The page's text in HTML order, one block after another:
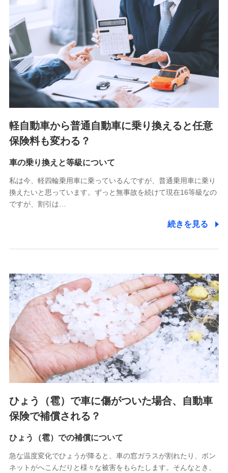
■少額短期保険
株式会社アシロ少額短期保険 (https://kailash.co.jp/)
SBIいきいき少額短期保険会社 (https://www.i-
sedai.com/)
SBIペット少額短期保険株式会社 (https://www.sbipet-
ssi.co.jp/)
SBIリスタ少額短期保険会社
(https://www.jishin.co.jp/)
スマートプラス少額短期保険株式会社
チューリッヒ少額短期保険株式会社
(https://www.zurichssi.co.jp/)
(https://www.tokiomarine-x.co.jp/)
(https://pshoken.co.jp/)
リトルファミリー少額短期保険株式会社
(https://www.littlefamily-ssi.com/)
郵便、電話、およびＥメール等により、当社と取引のあるも
た維持管理等の委託業務遂行のため、またそれらに付帯、関
連する当社および提携会社のサービスを案内、提供するため
（なお、当社は複数の保険会社と取引があり、取得した個人
情報を取引のある他の保険会社の商品・サービスをご提案す
るために利用させていただくことがあります。）
上記に係る連絡・手続き・管理等付帯業務を行うため
3.セミナー募集サイトから取得した個人情報
各種セミナーの案内、開催のため
上記に係る連絡・手続き・管理等付帯業務を行うため
4.家族・友達紹介にて取得した個人情報
被紹介者への連絡、及び当社と取引のあるもしくは委託を受
けている保険会社・提携会社の保険その他に関する情報を提
供し、金融商品等の契約を勧奨するため
アンケートやキャンペーン等の実施のため
上記に係る連絡・手続き・管理等付帯業務を行うため
軽自動車から普通自動車に乗り換えると任意
保険料も変わる？
車の乗り換えと等級について
私は今、軽四輪乗用車に乗っているんですが、普通乗用車に乗り
換えたいと思っています。ずっと無事故を続けて現在16等級なの
ですが、割引は…
続きを見る
ひょう（雹）で車に傷がついた場合、自動車
保険で補償される？
ひょう（雹）での補償について
急な温度変化でひょうが降ると、車の窓ガラスが割れたり、ボン
ネットがへこんだりと様々な被害をもらたします。そんなとき、